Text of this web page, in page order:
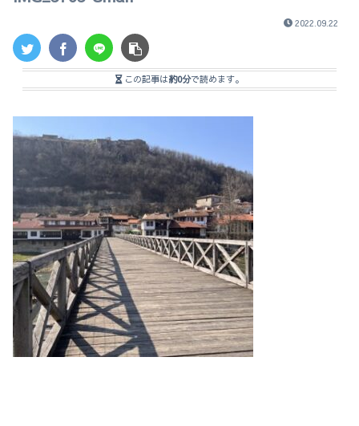
2022.09.22
この記事は約0分で読めます。